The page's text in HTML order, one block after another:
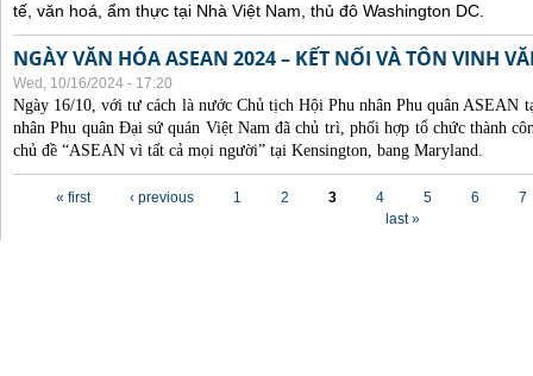
tế, văn hoá, ẩm thực tại Nhà Việt Nam, thủ đô Washington DC.
NGÀY VĂN HÓA ASEAN 2024 – KẾT NỐI VÀ TÔN VINH
Wed, 10/16/2024 - 17:20
Ngày 16/10, với tư cách là nước Chủ tịch Hội Phu nhân Phu quân ASEAN
nhân Phu quân Đại sứ quán Việt Nam đã chủ trì, phối hợp tổ chức thành
chủ đề “ASEAN vì tất cả mọi người” tại Kensington, bang Maryland.
« first ‹ previous 1 2 3 4 5 6
7
last »